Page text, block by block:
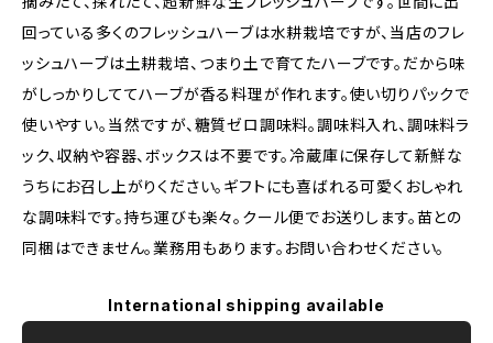
回っている多くのフレッシュハーブは水耕栽培ですが、当店のフレ
ッシュハーブは土耕栽培、つまり土で育てたハーブです。だから味
がしっかりしててハーブが香る料理が作れます。使い切りパックで
使いやすい。当然ですが、糖質ゼロ調味料。調味料入れ、調味料ラ
ック、収納や容器、ボックスは不要です。冷蔵庫に保存して新鮮な
うちにお召し上がりください。ギフトにも喜ばれる可愛くおしゃれ
な調味料です。持ち運びも楽々。クール便でお送りします。苗との
同梱はできません。業務用もあります。お問い合わせください。
International shipping available